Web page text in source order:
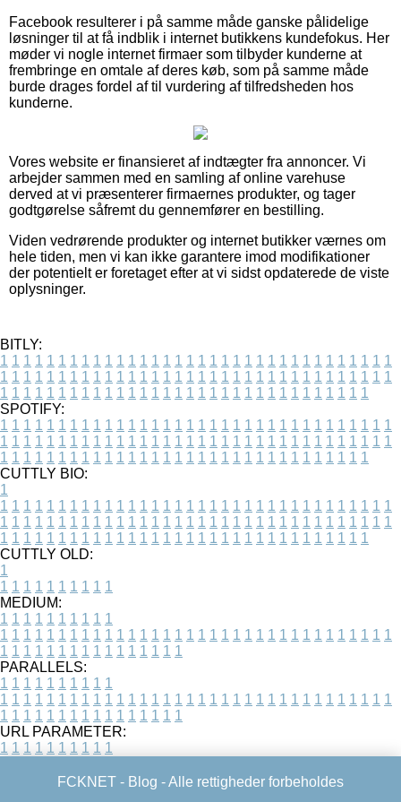
Facebook resulterer i på samme måde ganske pålidelige
løsninger til at få indblik i internet butikkens kundefokus. Her
møder vi nogle internet firmaer som tilbyder kunderne at
frembringe en omtale af deres køb, som på samme måde
burde drages fordel af til vurdering af tilfredsheden hos
kunderne.
Vores website er finansieret af indtægter fra annoncer. Vi
arbejder sammen med en samling af online varehuse
derved at vi præsenterer firmaernes produkter, og tager
godtgørelse såfremt du gennemfører en bestilling.
Viden vedrørende produkter og internet butikker værnes om
hele tiden, men vi kan ikke garantere imod modifikationer
der potentielt er foretaget efter at vi sidst opdaterede de viste
oplysninger.
BITLY:
1 1 1 1 1 1 1 1 1 1 1 1 1 1 1 1 1 1 1 1 1 1 1 1 1 1 1 1 1 1 1 1 1 1
1 1 1 1 1 1 1 1 1 1 1 1 1 1 1 1 1 1 1 1 1 1 1 1 1 1 1 1 1 1 1 1 1 1
1 1 1 1 1 1 1 1 1 1 1 1 1 1 1 1 1 1 1 1 1 1 1 1 1 1 1 1 1 1 1 1
SPOTIFY:
1 1 1 1 1 1 1 1 1 1 1 1 1 1 1 1 1 1 1 1 1 1 1 1 1 1 1 1 1 1 1 1 1 1
1 1 1 1 1 1 1 1 1 1 1 1 1 1 1 1 1 1 1 1 1 1 1 1 1 1 1 1 1 1 1 1 1 1
1 1 1 1 1 1 1 1 1 1 1 1 1 1 1 1 1 1 1 1 1 1 1 1 1 1 1 1 1 1 1 1
CUTTLY BIO:
1
1 1 1 1 1 1 1 1 1 1 1 1 1 1 1 1 1 1 1 1 1 1 1 1 1 1 1 1 1 1 1 1 1 1
1 1 1 1 1 1 1 1 1 1 1 1 1 1 1 1 1 1 1 1 1 1 1 1 1 1 1 1 1 1 1 1 1 1
1 1 1 1 1 1 1 1 1 1 1 1 1 1 1 1 1 1 1 1 1 1 1 1 1 1 1 1 1 1 1 1
CUTTLY OLD:
1
1 1 1 1 1 1 1 1 1 1
MEDIUM:
1 1 1 1 1 1 1 1 1 1
1 1 1 1 1 1 1 1 1 1 1 1 1 1 1 1 1 1 1 1 1 1 1 1 1 1 1 1 1 1 1 1 1 1
1 1 1 1 1 1 1 1 1 1 1 1 1 1 1 1
PARALLELS:
1 1 1 1 1 1 1 1 1 1
1 1 1 1 1 1 1 1 1 1 1 1 1 1 1 1 1 1 1 1 1 1 1 1 1 1 1 1 1 1 1 1 1 1
1 1 1 1 1 1 1 1 1 1 1 1 1 1 1 1
URL PARAMETER:
1 1 1 1 1 1 1 1 1 1
FCKNET - Blog - Alle rettigheder forbeholdes